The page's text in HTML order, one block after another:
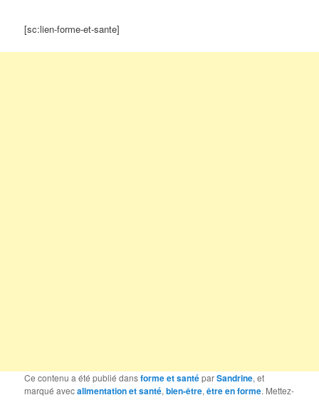
[sc:lien-forme-et-sante]
Ce contenu a été publié dansforme et santéparSandrine, et
marqué avecalimentation et santé,bien-être,être en forme. Mettez-